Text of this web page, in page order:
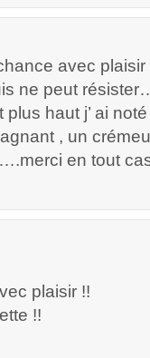
avec
ne peut
haut j’ ai
, un
en tout
plaisir !!
!!